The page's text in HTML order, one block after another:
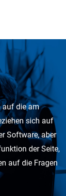
auf die am
sich auf
Software, aber
der Seite,
auf die Fragen